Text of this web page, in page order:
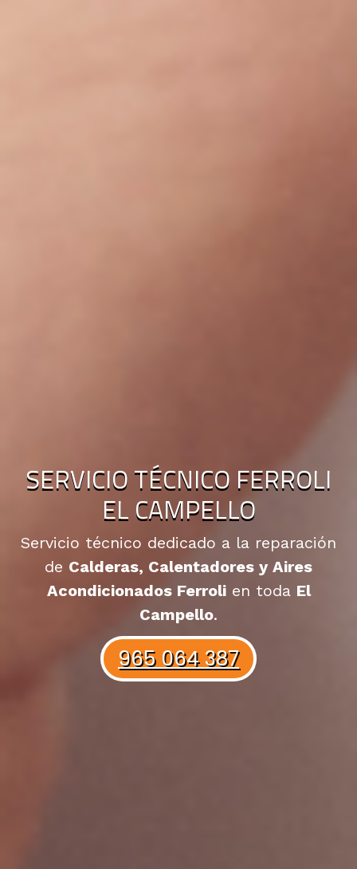
SERVICIO TÉCNICO FERROLI
EL CAMPELLO
Servicio técnico dedicado a la reparación
de Calderas, Calentadores y Aires
Acondicionados Ferrolien toda El
Campello.
965 064 387